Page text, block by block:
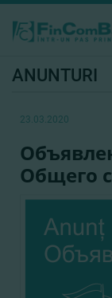
ANUNTURI
23.03.2020
Общего